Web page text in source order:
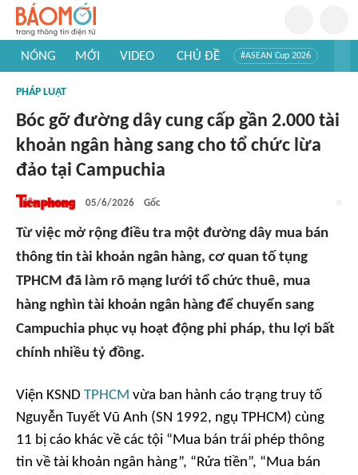
NÓNG MỚI VIDEO CHỦ ĐỀ #ASEAN Cup 2026
#Khám phá thế giới
PHÁP LUẬT
Bóc gỡ đường dây cung cấp gần 2.000 tài
khoản ngân hàng sang cho tổ chức lừa
đảo tại Campuchia
05/6/2026 Gốc
Từ việc mở rộng điều tra một đường dây mua bán
thông tin tài khoản ngân hàng, cơ quan tố tụng
TPHCM đã làm rõ mạng lưới tổ chức thuê, mua
hàng nghìn tài khoản ngân hàng để chuyển sang
Campuchia phục vụ hoạt động phi pháp, thu lợi bất
chính nhiều tỷ đồng.
Viện KSND TPHCM vừa ban hành cáo trạng truy tố
Nguyễn Tuyết Vũ Anh (SN 1992, ngụ TPHCM) cùng
11 bị cáo khác về các tội “Mua bán trái phép thông
tin về tài khoản ngân hàng”, “Rửa tiền”, “Mua bán